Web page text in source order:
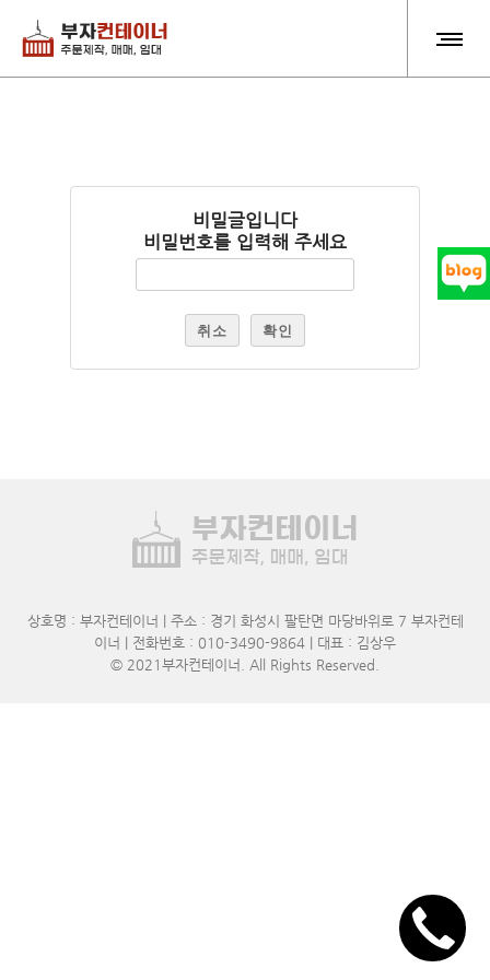
비밀글입니다
비밀번호를 입력해 주세요
취소 확인
상호명 : 부자컨테이너 | 주소 : 경기 화성시 팔탄면 마당바위로 7 부자컨테
이너 | 전화번호 : 010-3490-9864 | 대표 : 김상우
© 2021 부자컨테이너 . All Rights Reserved.